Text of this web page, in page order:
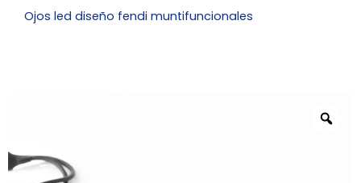
Ojos led diseño fendi muntifuncionales